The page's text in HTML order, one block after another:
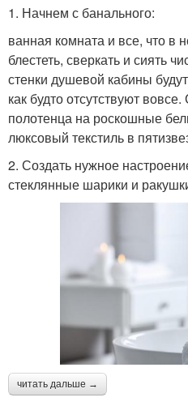
1. Начнем с банального:
ванная комната и все, что в
блестеть, сверкать и сиять
стенки душевой кабины
как будто отсутствуют
полотенца на роскошные
люксовый текстиль в
2. Создать нужное
стеклянные шарики и
читать дальше →